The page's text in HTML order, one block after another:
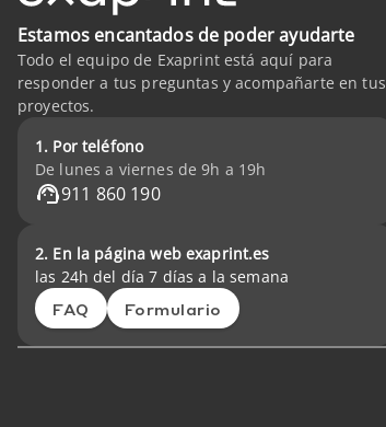
Estamos encantados de poder ayudarte
Todo el equipo de Exaprint está aquí para
responder a tus preguntas y acompañarte en tus
proyectos.
1. Por teléfono
De lunes a viernes de 9h a 19h
911 860 190
2. En la página web exaprint.es
las 24h del día 7 días a la semana
FAQ Formulario